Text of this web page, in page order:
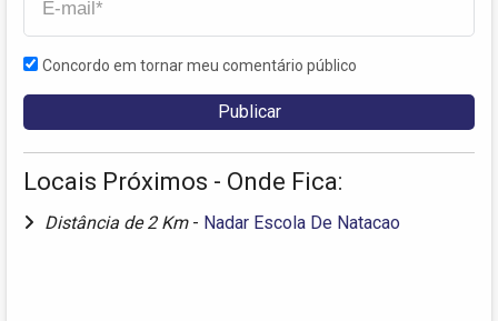
Concordo em tornar meu comentário público
Locais Próximos - Onde Fica:
Distância de 2 Km - Nadar Escola De Natacao